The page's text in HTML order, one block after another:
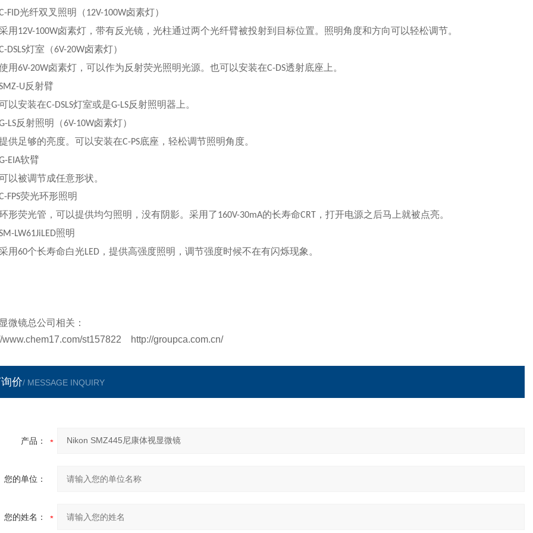
FID光纤双叉照明 （12V-100W卤素灯）
12V-100W卤素灯，带有反光镜，光柱通过两个光纤臂被投射到目标位置。照明角度和方向可以轻松调节。
DSLS灯室 （6V-20W卤素灯）
6V-20W卤素灯，可以作为反射荧光照明光源。也可以安装在C-DS透射底座上。
U反射臂
安装在C-DSLS灯室或是G-LS反射照明器上。
LS反射照明 （6V-10W卤素灯）
足够的亮度。可以安装在C-PS底座，轻松调节照明角度。
EIA软臂
被调节成任意形状。
FPS荧光环形照明
荧光管，可以提供均匀照明，没有阴影。采用了160V-30mA的长寿命CRT ，打开电源之后马上就被点亮。
LW61JiLED照明
60个长寿命白光LED ，提供高强度照明，调节强度时候不在有闪烁现象。
微镜总公司相关：
www.chem17.com/st157822 http://groupca.com.cn/
价/ MESSAGE INQUIRY
产品：
您的单位：
您的姓名：